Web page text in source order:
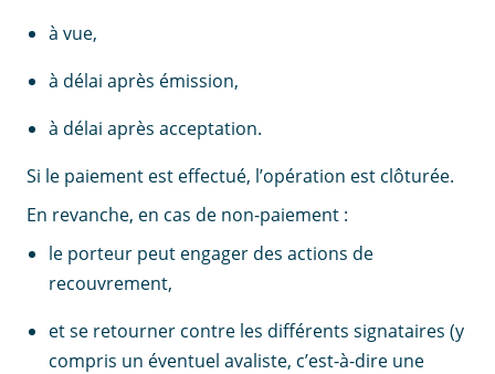
à vue,
à délai après émission,
à délai après acceptation.
Si le paiement est effectué, l’opération est clôturée.
En revanche, en cas de non-paiement :
le porteur peut engager des actions de
recouvrement,
et se retourner contre les différents signataires (y
compris un éventuel avaliste, c’est-à-dire une